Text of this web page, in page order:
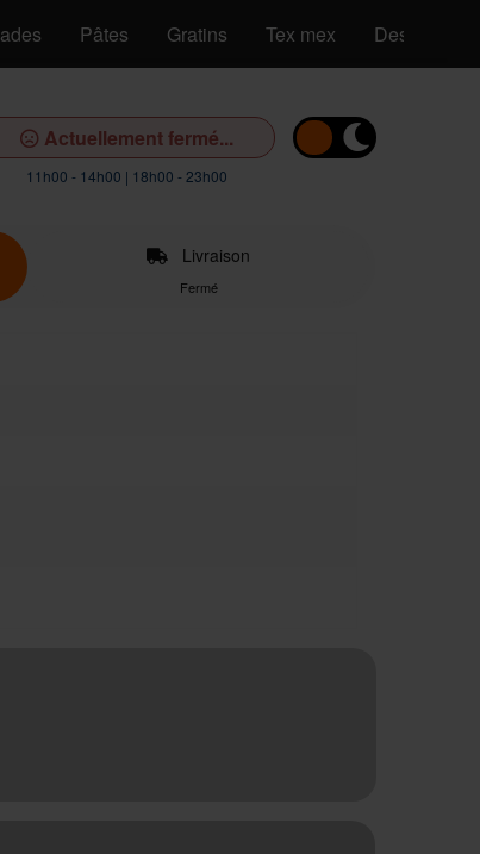
Pâtes Gratins Tex mex Desserts
Actuellement fermé...
11h00 - 14h00 | 18h00 - 23h00
Livraison
Fermé